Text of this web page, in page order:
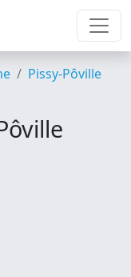
Pissy-Pôville